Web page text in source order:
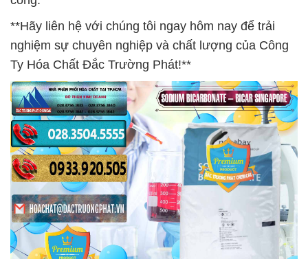
**Hãy liên hệ với chúng tôi ngay hôm nay để trải
nghiệm sự chuyên nghiệp và chất lượng của Công
Ty Hóa Chất Đắc Trường Phát!**